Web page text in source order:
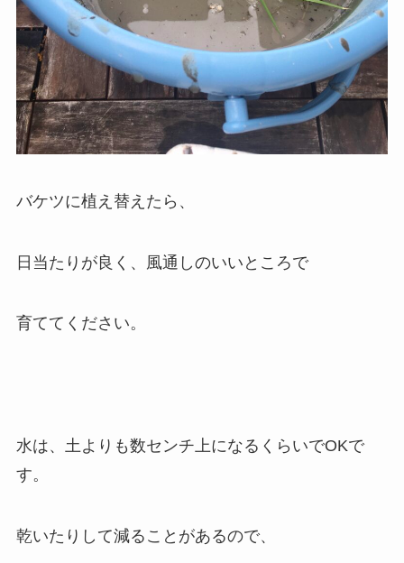
バケツに植え替えたら、
日当たりが良く、風通しのいいところで
育ててください。
水は、土よりも数センチ上になるくらいでOKで
す。
乾いたりして減ることがあるので、